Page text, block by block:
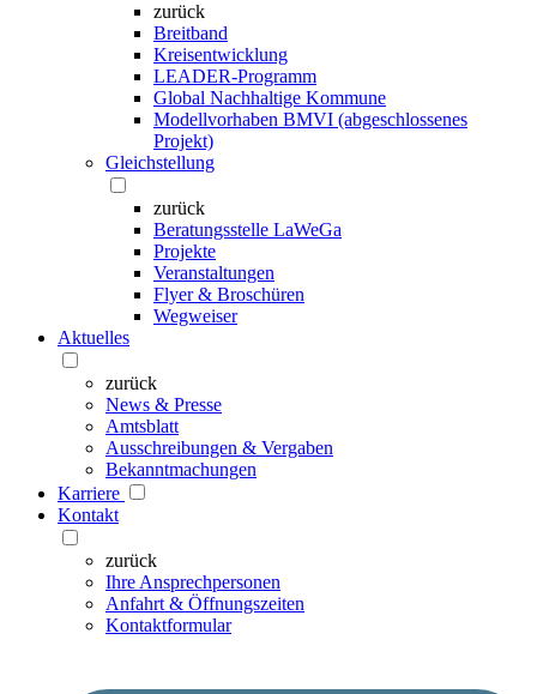
zurück
Breitband
Kreisentwicklung
LEADER-Programm
Global Nachhaltige Kommune
Modellvorhaben BMVI (abgeschlossenes
Projekt)
Gleichstellung
zurück
Beratungsstelle LaWeGa
Projekte
Veranstaltungen
Flyer & Broschüren
Wegweiser
Aktuelles
zurück
News & Presse
Amtsblatt
Ausschreibungen & Vergaben
Bekanntmachungen
Karriere
Kontakt
zurück
Ihre Ansprechpersonen
Anfahrt & Öffnungszeiten
Kontaktformular